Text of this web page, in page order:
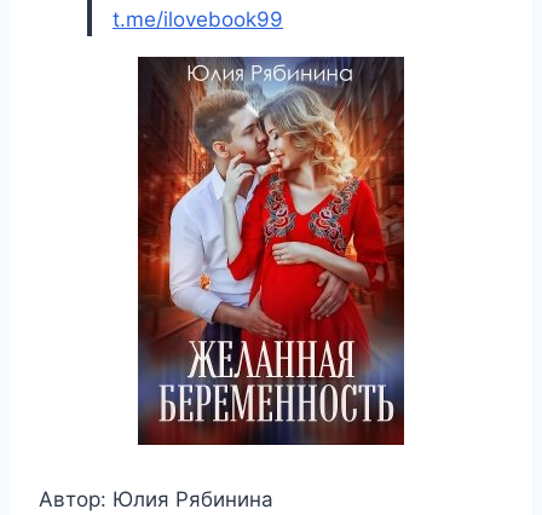
t.me/ilovebook99
Автор: Юлия Рябинина